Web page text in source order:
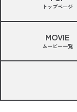
トップページ
MOVIE
ムービー一覧